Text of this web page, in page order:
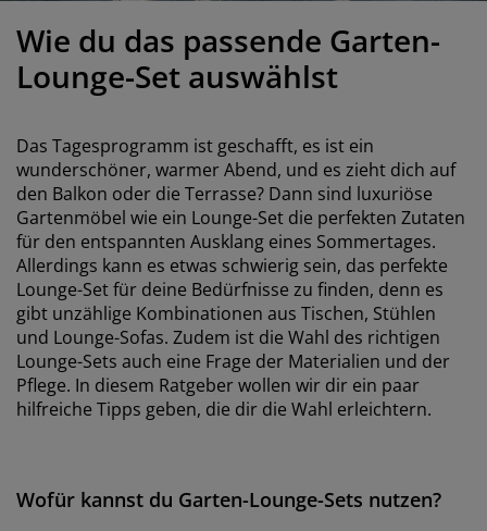
und Zubehör
& Bügeln
Wie du das passende Garten-
Lounge-Set auswählst
Das Tagesprogramm ist geschafft, es ist ein
wunderschöner, warmer Abend, und es zieht dich auf
den Balkon oder die Terrasse? Dann sind luxuriöse
Gartenmöbel wie ein Lounge-Set die perfekten Zutaten
für den entspannten Ausklang eines Sommertages.
Allerdings kann es etwas schwierig sein, das perfekte
Lounge-Set für deine Bedürfnisse zu finden, denn es
gibt unzählige Kombinationen aus Tischen, Stühlen
und Lounge-Sofas. Zudem ist die Wahl des richtigen
Lounge-Sets auch eine Frage der Materialien und der
Pflege. In diesem Ratgeber wollen wir dir ein paar
hilfreiche Tipps geben, die dir die Wahl erleichtern.
Wofür kannst du Garten-Lounge-Sets nutzen?